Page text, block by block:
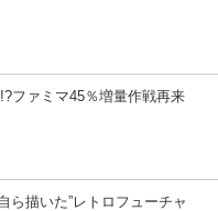
ファミマ45％増量作戦再来
描いた”レトロフューチャ